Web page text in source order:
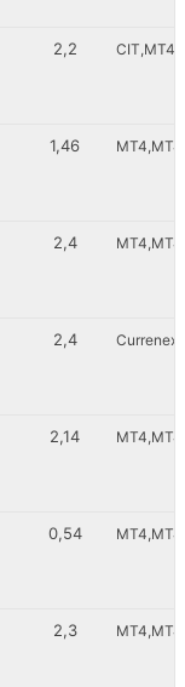
2,2 CIT MT4
1,46 MT4
2,4 MT4
2,4
2,14 MT4
0,54 MT4
2,3 MT4